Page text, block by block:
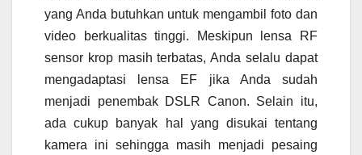
yang Anda butuhkan untuk mengambil foto dan
video berkualitas tinggi. Meskipun lensa RF
sensor krop masih terbatas, Anda selalu dapat
mengadaptasi lensa EF jika Anda sudah
menjadi penembak DSLR Canon. Selain itu,
ada cukup banyak hal yang disukai tentang
kamera ini sehingga masih menjadi pesaing